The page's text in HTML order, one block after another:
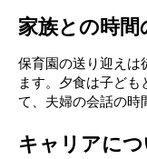
家族との時間
保育園の送り迎えは
ます。夕食は子ど
て、夫婦の会話の時
キャリアに